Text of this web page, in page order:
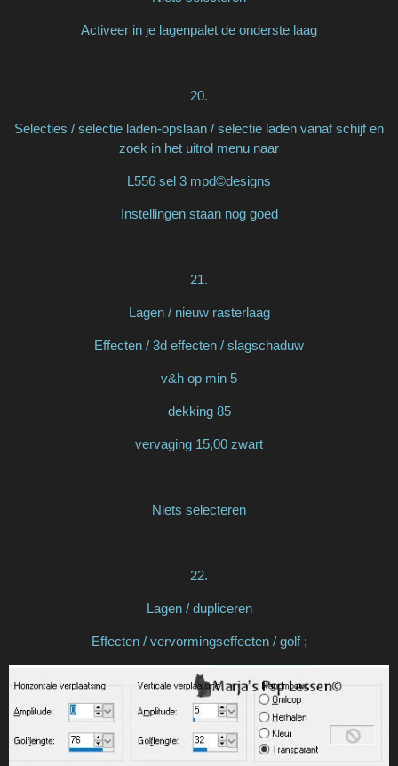
Activeer in je lagenpalet de onderste laag
20.
Selecties / selectie laden-opslaan / selectie laden vanaf schijf en
zoek in het uitrol menu naar
L556 sel 3 mpd©designs
Instellingen staan nog goed
21.
Lagen / nieuw rasterlaag
Effecten / 3d effecten / slagschaduw
v&h op min 5
dekking 85
vervaging 15,00 zwart
Niets selecteren
22.
Lagen / dupliceren
Effecten / vervormingseffecten / golf ;